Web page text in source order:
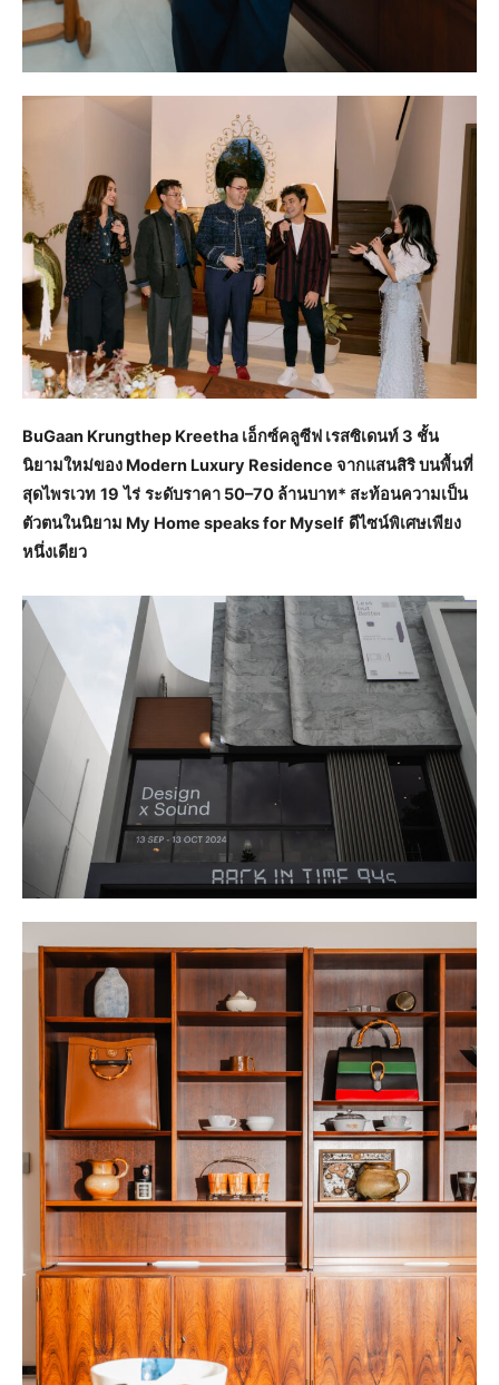
BuGaan Krungthep Kreetha เอ็กซ์คลูซีฟ เรสซิเดนท์3 ชั้น
นิยามใหม่ของ Modern Luxury Residence จากแสนสิริ บนพื้นที่
สุดไพรเวท 19 ไร่ ระดับราคา 50–70 ล้านบาท* สะท้อนความเป็น
ตัวตนในนิยาม My Home speaks for Myself ดีไซน์พิเศษเพียง
หนึ่งเดียว